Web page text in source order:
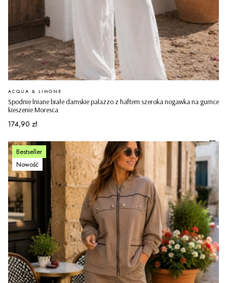
Spodnie lniane białe damskie palazzo z haftem szeroka nogawka na gumce
kieszenie Moresca
PRODUCENT
ACQUA & LIMONE
Cena
174,90 zł
Bestseller
Nowość